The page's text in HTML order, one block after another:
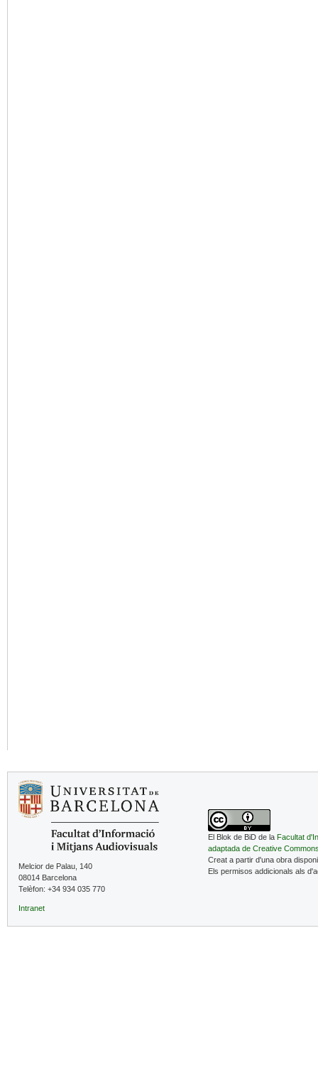
Melcior de Palau, 140
08014 Barcelona
Telèfon: +34 934 035 770
Intranet
El Blok de BiD de la Facultat
adaptada de Creative
Creat a partir d'una obra
Els permisos addicionals als